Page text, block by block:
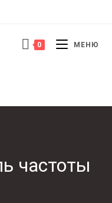
0 МЕНЮ
частоты